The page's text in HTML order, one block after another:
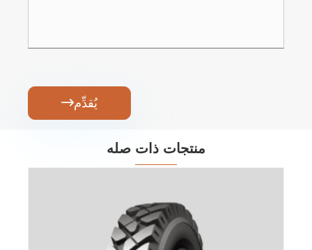
يُقدِّم
منتجات ذات صله
إطار ممهدة الطرق